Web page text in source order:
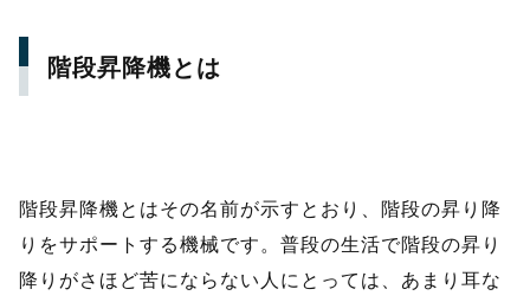
階段昇降機とは
階段昇降機とはその名前が示すとおり、階段の昇り降
りをサポートする機械です。普段の生活で階段の昇り
降りがさほど苦にならない人にとっては、あまり耳な